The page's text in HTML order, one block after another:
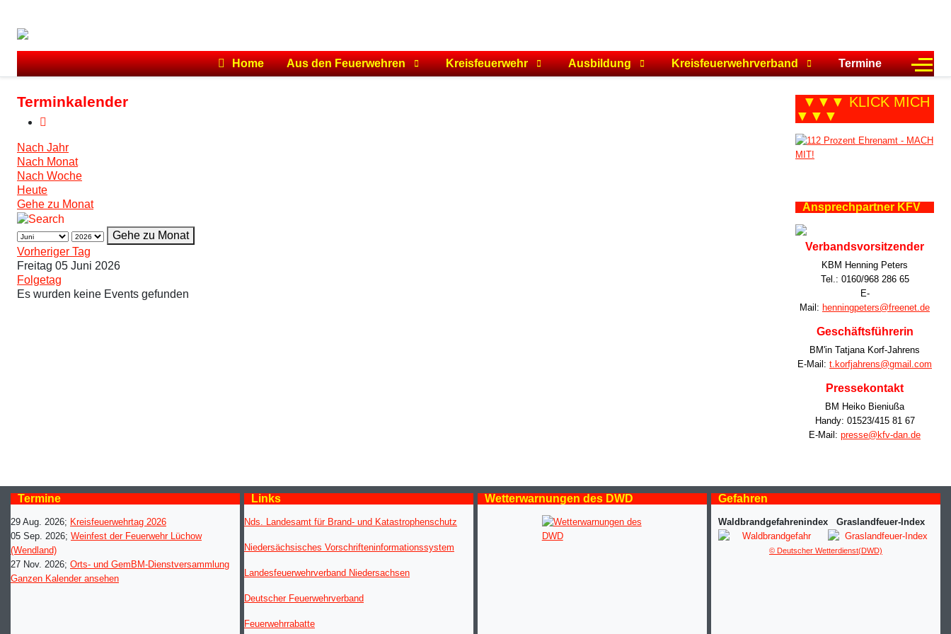
Home Aus den Feuerwehren Kreisfeuerwehr Ausbildung Kreisfeuerwehrverband Termine Off-
Terminkalender
Nach Jahr
Nach Monat
Nach Woche
Heute
Gehe zu Monat
Gehe zu Monat
Vorheriger Tag
Freitag 05 Juni 2026
Folgetag
Es wurden keine Events gefunden
▼▼▼ KLICK MICH
▼▼▼
Ansprechpartner KFV
Verbandsvorsitzender
KBM Henning Peters
Tel.: 0160/968 286 65
E-
Mail: henningpeters@freenet.de
Geschäftsführerin
BM'in Tatjana Korf-Jahrens
E-Mail: t.korfjahrens@gmail.com
Pressekontakt
BM Heiko Bieniußa
Handy: 01523/415 81 67
E-Mail: presse@kfv-dan.de
Termine
29 Aug. 2026; Kreisfeuerwehrtag 2026
05 Sep. 2026; Weinfest der Feuerwehr Lüchow
(Wendland)
27 Nov. 2026; Orts- und GemBM-Dienstversammlung
Ganzen Kalender ansehen
Links
Nds. Landesamt für Brand- und Katastrophenschutz
Niedersächsisches Vorschrifteninformationssystem
Landesfeuerwehrverband Niedersachsen
Deutscher Feuerwehrverband
Feuerwehrrabatte
Wetterwarnungen des DWD Gefahren
Waldbrandgefahrenindex Graslandfeuer-Index
© Deutscher Wetterdienst(DWD)